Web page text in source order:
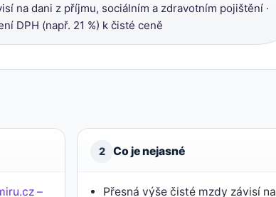
na dani z příjmu, sociálním a zdravotním pojištění ·
DPH (např. 21 %) k čisté ceně
–
2 Co je nejasné
Přesná výše čisté mzdy závisí na